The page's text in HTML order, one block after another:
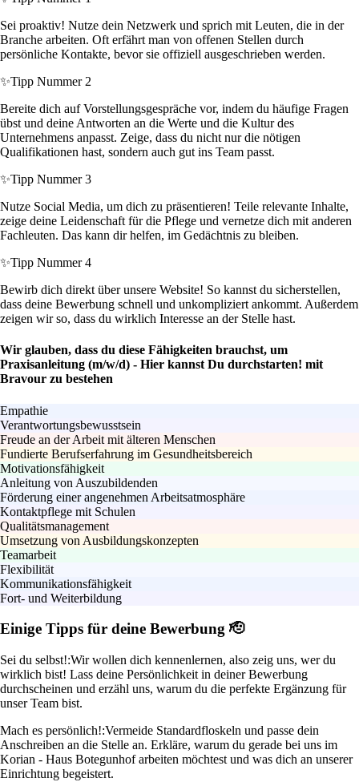
Sei proaktiv! Nutze dein Netzwerk und sprich mit Leuten, die in der
Branche arbeiten. Oft erfährt man von offenen Stellen durch
persönliche Kontakte, bevor sie offiziell ausgeschrieben werden.
✨Tipp Nummer 2
Bereite dich auf Vorstellungsgespräche vor, indem du häufige Fragen
übst und deine Antworten an die Werte und die Kultur des
Unternehmens anpasst. Zeige, dass du nicht nur die nötigen
Qualifikationen hast, sondern auch gut ins Team passt.
✨Tipp Nummer 3
Nutze Social Media, um dich zu präsentieren! Teile relevante Inhalte,
zeige deine Leidenschaft für die Pflege und vernetze dich mit anderen
Fachleuten. Das kann dir helfen, im Gedächtnis zu bleiben.
✨Tipp Nummer 4
Bewirb dich direkt über unsere Website! So kannst du sicherstellen,
dass deine Bewerbung schnell und unkompliziert ankommt. Außerdem
zeigen wir so, dass du wirklich Interesse an der Stelle hast.
Wir glauben, dass du diese Fähigkeiten brauchst, um
Praxisanleitung (m/w/d) - Hier kannst Du durchstarten! mit
Bravour zu bestehen
Empathie
Verantwortungsbewusstsein
Freude an der Arbeit mit älteren Menschen
Fundierte Berufserfahrung im Gesundheitsbereich
Motivationsfähigkeit
Anleitung von Auszubildenden
Förderung einer angenehmen Arbeitsatmosphäre
Kontaktpflege mit Schulen
Qualitätsmanagement
Umsetzung von Ausbildungskonzepten
Teamarbeit
Flexibilität
Kommunikationsfähigkeit
Fort- und Weiterbildung
Einige Tipps für deine Bewerbung 🫡
Sei du selbst!:Wir wollen dich kennenlernen, also zeig uns, wer du
wirklich bist! Lass deine Persönlichkeit in deiner Bewerbung
durchscheinen und erzähl uns, warum du die perfekte Ergänzung für
unser Team bist.
Mach es persönlich!:Vermeide Standardfloskeln und passe dein
Anschreiben an die Stelle an. Erkläre, warum du gerade bei uns im
Korian - Haus Botegunhof arbeiten möchtest und was dich an unserer
Einrichtung begeistert.